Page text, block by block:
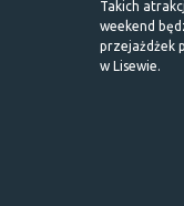
Takich
weekend
przejażdżek
w Lisewie.